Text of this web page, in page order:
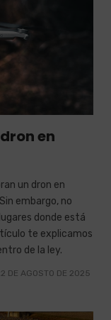
en
un dron en
embargo, no
donde está
te explicamos
de la ley.
DE AGOSTO DE 2025